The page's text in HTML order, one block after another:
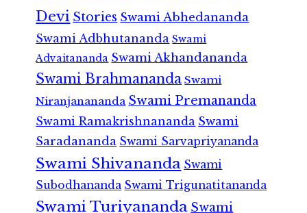
Devi Stories Swami Abhedananda
Swami Adbhutananda Swami
Advaitananda Swami Akhandananda
Swami Brahmananda Swami
Niranjanananda Swami Premananda
Swami Ramakrishnananda Swami
Saradananda Swami Sarvapriyananda
Swami Shivananda Swami
Subodhananda Swami Trigunatitananda
Swami Turiyananda Swami